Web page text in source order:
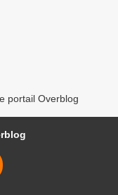
portail Overblog